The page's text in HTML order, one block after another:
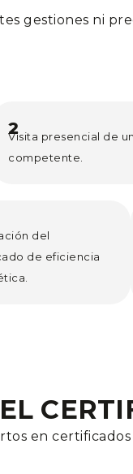
gestiones ni
2
Visita presencial de
competente.
del
de eficiencia
en